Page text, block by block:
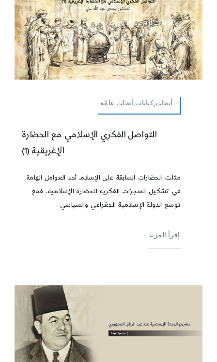
أبحاث,كتابات,أبحاث عامّة
التواصل الفكري الإسلامي مع الحضارة
الإغريقية (1)
مثلت الحضارات السابقة على الإسلام أحد العوامل الهامة
في تشكيل المنجزات الفكرية للحضارة الإسلامية، فمع
توسع الدولة الإسلامية الجغرافي والسياسي
إقرأ المزيد